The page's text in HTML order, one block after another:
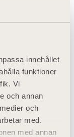
innehållet
funktioner
Vi
och annan
och
med.
med annan
för
bygger på
vardag.